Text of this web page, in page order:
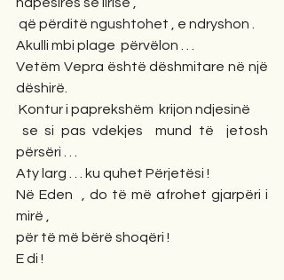
që përditë ngushtohet , e ndryshon .
Akulli mbi plage  përvëlon . . .
Vetëm Vepra është dëshmitare në një
dëshirë.
Kontur i paprekshëm  krijon ndjesinë
se si pas vdekjes  mund të  jetosh
përsëri . . .
Aty larg . . . ku quhet Përjetësi !
Në Eden  , do të më afrohet gjarpëri i
mirë ,
për të më bërë shoqëri !
E di !